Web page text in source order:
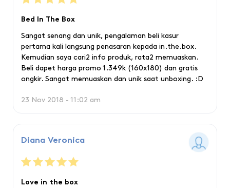
Bed In The Box
Sangat senang dan unik, pengalaman beli kasur
pertama kali langsung penasaran kepada in.the.box.
Kemudian saya cari2 info produk, rata2 memuaskan.
Beli dapet harga promo 1.349k (160x180) dan gratis
ongkir. Sangat memuaskan dan unik saat unboxing. :D
23 Nov 2018 - 11:02 am
Diana Veronica
Love in the box